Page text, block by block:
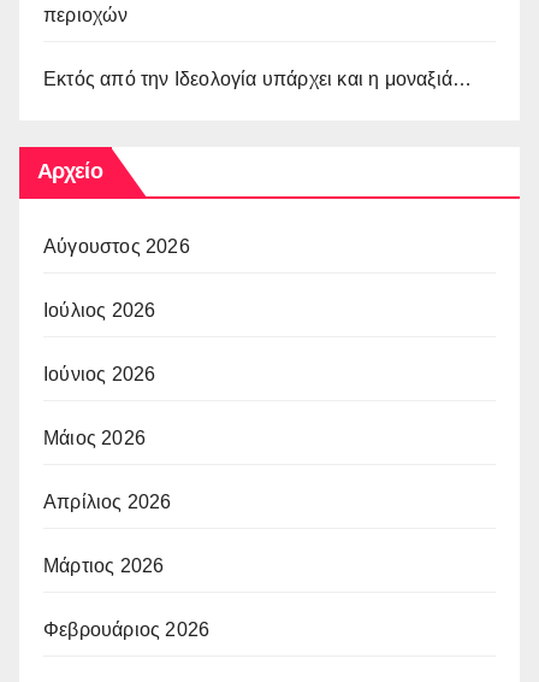
περιοχών
Εκτός από την Ιδεολογία υπάρχει και η μοναξιά…
Αρχείο
Αύγουστος 2026
Ιούλιος 2026
Ιούνιος 2026
Μάιος 2026
Απρίλιος 2026
Μάρτιος 2026
Φεβρουάριος 2026